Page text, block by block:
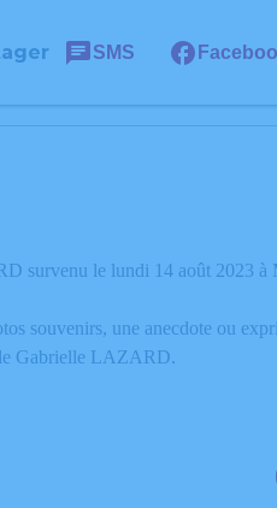
SMS
survenu le lundi 14 août 2023 à
souvenirs, une anecdote ou
Gabrielle LAZARD.